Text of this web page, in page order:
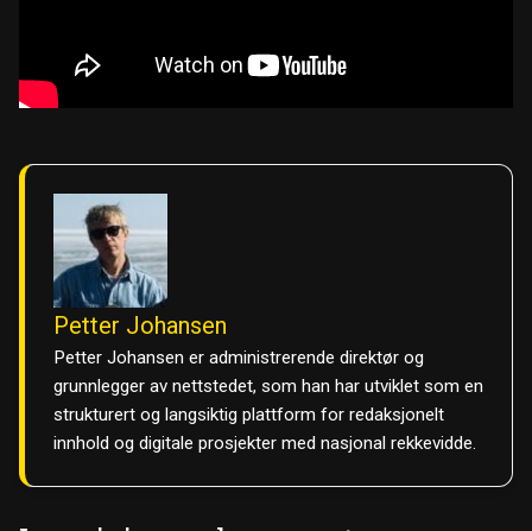
Petter Johansen
Petter Johansen er administrerende direktør og
grunnlegger av nettstedet, som han har utviklet som en
strukturert og langsiktig plattform for redaksjonelt
innhold og digitale prosjekter med nasjonal rekkevidde.